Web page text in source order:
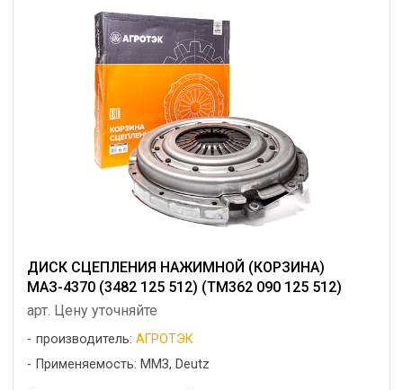
ДИСК СЦЕПЛЕНИЯ НАЖИМНОЙ (КОРЗИНА)
МАЗ-4370 (3482 125 512) (ТМ362 090 125 512)
арт. Цену уточняйте
производитель:АГРОТЭК
Применяемость: ММЗ, Deutz